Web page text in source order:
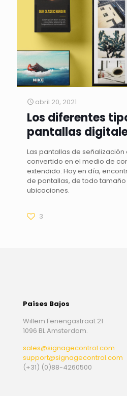
abril 20, 2021
Los diferentes
pantallas
Las pantallas de señalización
convertido en el medio de
extendido. Hoy en día,
de pantallas, de todo tamaño
ubicaciones.
3
Países Bajos
Willem Fenengastraat 21
1096 BL Amsterdam.
sales@signagecontrol.com
support@signagecontrol.com
(+31) (0)88-4260500